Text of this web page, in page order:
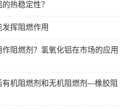
热稳定性？
挥阻燃作用
阻燃剂？氢氧化铝在市场的应用
机阻燃剂和无机阻燃剂---橡胶阻